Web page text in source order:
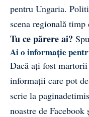
pentru Ungaria.
scena regională timp
Tu ce părere ai?
Ai o informație
Dacă ați fost
informații care pot
scrie la
noastre de Facebook